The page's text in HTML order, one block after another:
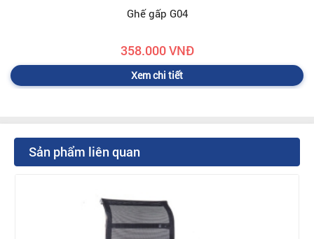
Ghế gấp G04
358.000 VNĐ
Xem chi tiết
Sản phẩm liên quan